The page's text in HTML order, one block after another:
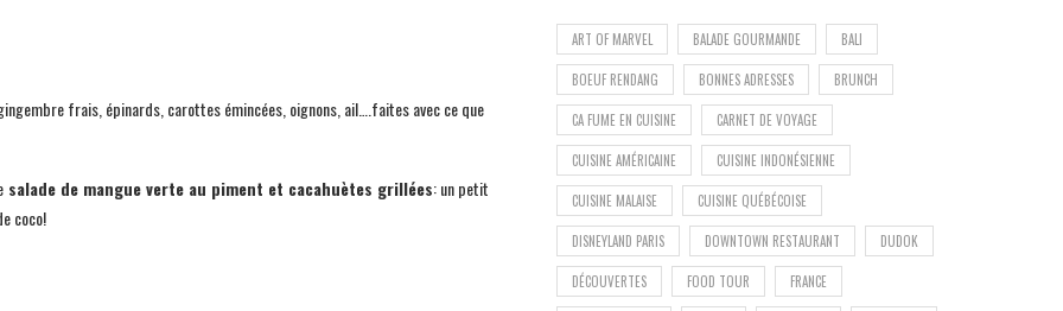
frais, épinards, carottes émincées, oignons, ail….faites avec ce que
salade de mangue verte au piment et cacahuètes grillées: un petit
coco!
ART OF MARVEL BALADE GOURMANDE BALI
BOEUF RENDANG BONNES ADRESSES BRUNCH
CA FUME EN CUISINE CARNET DE VOYAGE
CUISINE AMÉRICAINE CUISINE INDONÉSIENNE
CUISINE MALAISE CUISINE QUÉBÉCOISE
DISNEYLAND PARIS DOWNTOWN RESTAURANT DUDOK
DÉCOUVERTES FOOD TOUR FRANCE